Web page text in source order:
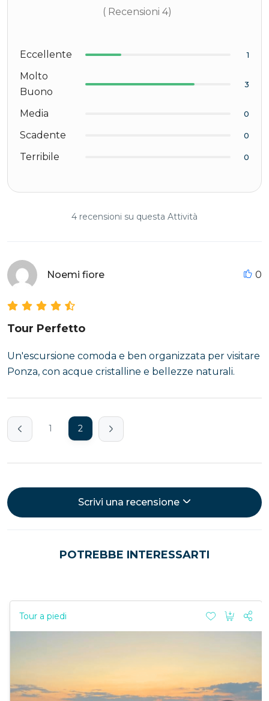
( Recensioni 4)
Eccellente 1
Molto
Buono
3
Media 0
Scadente 0
Terribile 0
4 recensioni su questa Attività
Noemi fiore 0
Tour Perfetto
Un'escursione comoda e ben organizzata per visitare
Ponza, con acque cristalline e bellezze naturali.
1 2
Scrivi una recensione
POTREBBE INTERESSARTI
Tour a piedi